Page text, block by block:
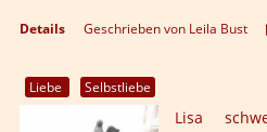
Details Geschrieben von Leila Bust
Liebe Selbstliebe
Lisa